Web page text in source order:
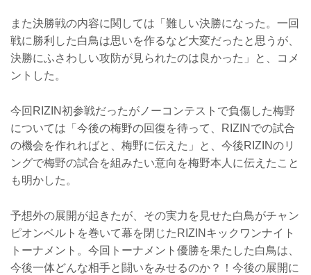
また決勝戦の内容に関しては「難しい決勝になった。一回
戦に勝利した白鳥は思いを作るなど大変だったと思うが、
決勝にふさわしい攻防が見られたのは良かった」と、コメ
ントした。
今回RIZIN初参戦だったがノーコンテストで負傷した梅野
については「今後の梅野の回復を待って、RIZINでの試合
の機会を作れればと、梅野に伝えた」と、今後RIZINのリ
ングで梅野の試合を組みたい意向を梅野本人に伝えたこと
も明かした。
予想外の展開が起きたが、その実力を見せた白鳥がチャン
ピオンベルトを巻いて幕を閉じたRIZINキックワンナイト
トーナメント。今回トーナメント優勝を果たした白鳥は、
今後一体どんな相手と闘いをみせるのか？！今後の展開に